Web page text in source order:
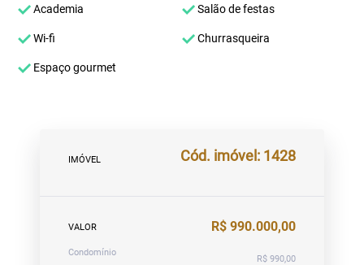
Academia Salão de festas
Wi-fi Churrasqueira
Espaço gourmet
IMÓVEL Cód. imóvel: 1428
VALOR R$ 990.000,00
Condomínio
R$ 990,00